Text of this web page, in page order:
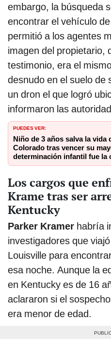
embargo, la búsqueda
encontrar el vehículo de
permitió a los agentes
imagen del propietario,
testimonio, era el
desnudo en el suelo de
un dron el que logró
informaron las
PUEDES VER:
Niño de 3 años salva la vida
Colorado tras vencer su
determinación infantil fue la
Los cargos que
Krame tras ser
Kentucky
Parker Kramer habría
investigadores que
Louisville para
esa noche. Aunque la
en Kentucky es de 16
aclararon si el
era menor de edad.